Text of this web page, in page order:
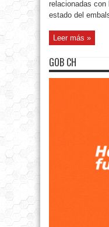
relacionadas con
estado del
Leer más »
GOB CH